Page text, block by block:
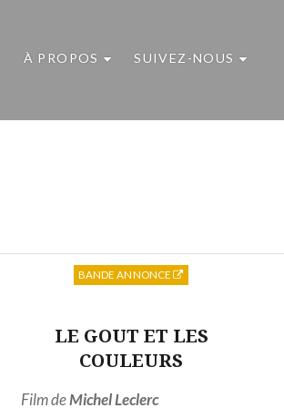
À PROPOS SUIVEZ-NOUS
LE GOUT ET LES
COULEURS
Film deMichel Leclerc
BANDE ANNONCE